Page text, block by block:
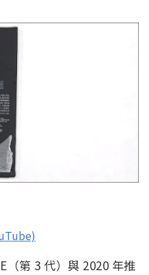
第 3 代）與 2020 年推